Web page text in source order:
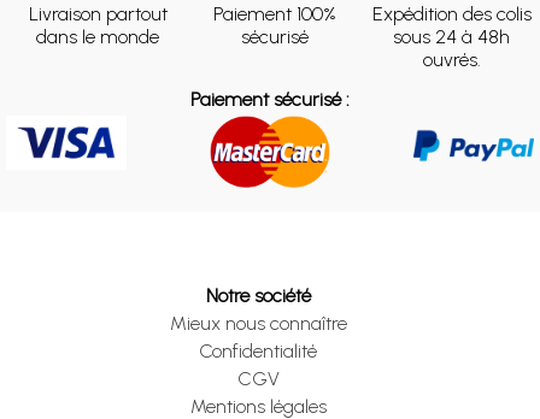
Livraison partout
dans le monde
Paiement 100%
sécurisé
Expédition des colis
sous 24 à 48h
ouvrés.
Paiement sécurisé :
Notre société
Mieux nous connaître
Confidentialité
CGV
Mentions légales